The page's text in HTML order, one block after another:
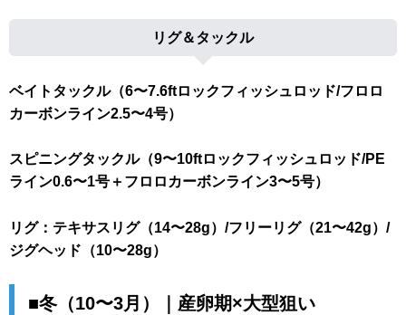
リグ＆タックル
ベイトタックル（6〜7.6ftロックフィッシュロッド/フロロ
カーボンライン2.5〜4号）
スピニングタックル（9〜10ftロックフィッシュロッド/PE
ライン0.6〜1号＋フロロカーボンライン3〜5号）
リグ：テキサスリグ（14〜28g）/フリーリグ（21〜42g）/
ジグヘッド（10〜28g）
■冬（10〜3月）｜産卵期×大型狙い